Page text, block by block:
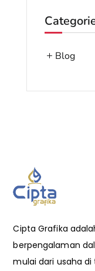
Blog
Cipta Grafika
berpengalaman
mulai dari usaha